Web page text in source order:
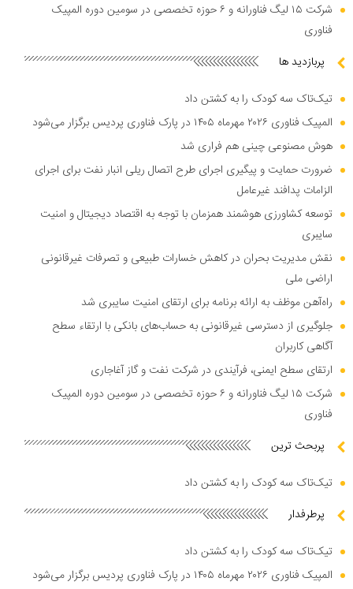
شرکت ۱۵ لیگ فناورانه و ۶ حوزه تخصصی در سومین دوره المپیک
فناوری
پربازدید ها
تیک‌تاک سه کودک را به کشتن داد
المپیک فناوری ۲۰۲۶ مهرماه ۱۴۰۵ در پارک فناوری پردیس برگزار می‌شود
هوش مصنوعی چینی هم فراری شد
ضرورت حمایت و پیگیری اجرای طرح اتصال ریلی انبار نفت برای اجرای
الزامات پدافند غیرعامل
توسعه کشاورزی هوشمند همزمان با توجه به اقتصاد دیجیتال و امنیت
سایبری
نقش مدیریت بحران در کاهش خسارات طبیعی و تصرفات غیرقانونی
اراضی ملی
راه‌آهن موظف به ارائه برنامه برای ارتقای امنیت سایبری شد
جلوگیری از دسترسی غیرقانونی به حساب‌های بانکی با ارتقاء سطح
آگاهی کاربران
ارتقای سطح ایمنی، فرآیندی در شرکت نفت و گاز آغاجاری
شرکت ۱۵ لیگ فناورانه و ۶ حوزه تخصصی در سومین دوره المپیک
فناوری
پربحث ترین
تیک‌تاک سه کودک را به کشتن داد
پرطرفدار
تیک‌تاک سه کودک را به کشتن داد
المپیک فناوری ۲۰۲۶ مهرماه ۱۴۰۵ در پارک فناوری پردیس برگزار می‌شود